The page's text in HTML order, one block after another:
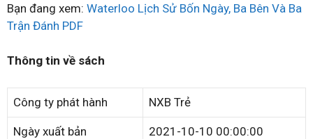
Bạn đang xem: Waterloo Lịch Sử Bốn Ngày, Ba Bên Và Ba
Trận Đánh PDF
Thông tin về sách
Công ty phát hành NXB Trẻ
Ngày xuất bản 2021-10-10 00:00:00